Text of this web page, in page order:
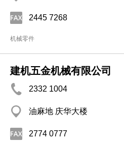
2445 7268
机械零件
建机五金机械有限公司
2332 1004
油麻地 庆华大楼
2774 0777